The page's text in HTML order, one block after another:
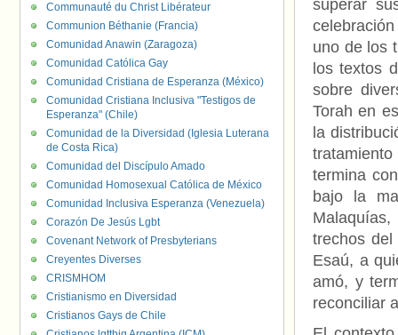
superar
uno de los
los textos
sobre
Torah en
la
termina
bajo la
trechos del
Esaú, a
amó, y
reconciliar
Communauté du Christ Libérateur
Communion Béthanie (Francia)
Comunidad Anawin (Zaragoza)
Comunidad Católica Gay
Comunidad Cristiana de Esperanza (México)
Comunidad Cristiana Inclusiva "Testigos de
Esperanza" (Chile)
Comunidad de la Diversidad (Iglesia Luterana
de Costa Rica)
Comunidad del Discípulo Amado
Comunidad Homosexual Católica de México
Comunidad Inclusiva Esperanza (Venezuela)
Corazón De Jesús Lgbt
Covenant Network of Presbyterians
Creyentes Diverses
CRISMHOM
Cristianismo en Diversidad
Cristianos Gays de Chile